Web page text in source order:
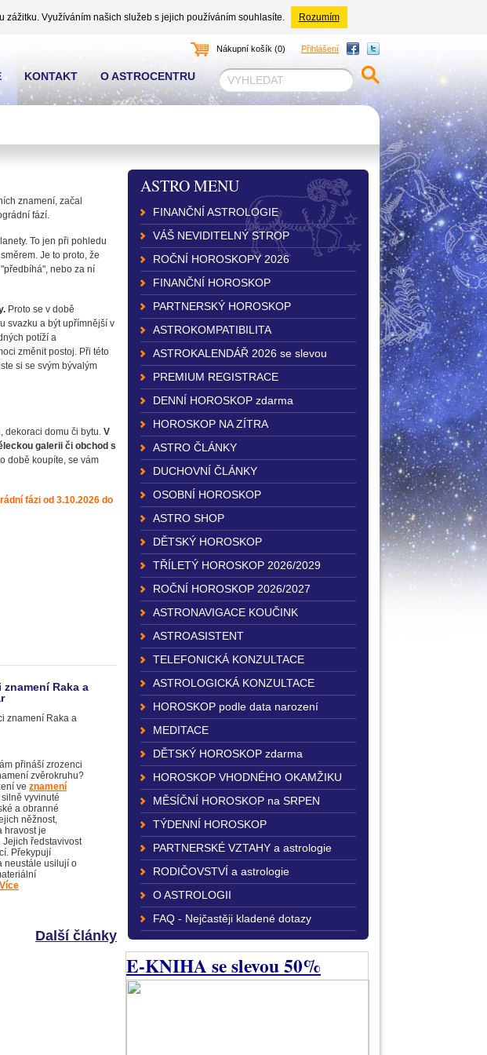
Využíváním našich služeb s jejich používáním souhlasíte. Rozumím
znamení, začal
fází.
To jen při pohledu
Je to proto, že
nebo za ní
Proto se v době
svazku a být upřímnější v
potíží a
změnit postoj. Při této
si se svým bývalým
dekoraci domu či bytu. V
galerii či obchod s
době koupíte, se vám
fázi od 3.10.2026 do
znamení Raka a
přináší zrozenci
zvěrokruhu?
ve znamení
vyvinuté
a obranné
něžnost,
hravost je
Jejich ředstavivost
Překypují
neustále usilují o
Více
Další články
ASTRO MENU
FINANČNÍ ASTROLOGIE
VÁŠ NEVIDITELNÝ STROP
ROČNÍ HOROSKOPY 2026
FINANČNÍ HOROSKOP
PARTNERSKÝ HOROSKOP
ASTROKOMPATIBILITA
ASTROKALENDÁŘ 2026 se slevou
PREMIUM REGISTRACE
DENNÍ HOROSKOP zdarma
HOROSKOP NA ZÍTRA
ASTRO ČLÁNKY
DUCHOVNÍ ČLÁNKY
OSOBNÍ HOROSKOP
ASTRO SHOP
DĚTSKÝ HOROSKOP
TŘÍLETÝ HOROSKOP 2026/2029
ROČNÍ HOROSKOP 2026/2027
ASTRONAVIGACE KOUČINK
ASTROASISTENT
TELEFONICKÁ KONZULTACE
ASTROLOGICKÁ KONZULTACE
HOROSKOP podle data narození
MEDITACE
DĚTSKÝ HOROSKOP zdarma
HOROSKOP VHODNÉHO OKAMŽIKU
MĚSÍČNÍ HOROSKOP na SRPEN
TÝDENNÍ HOROSKOP
PARTNERSKÉ VZTAHY a astrologie
RODIČOVSTVÍ a astrologie
O ASTROLOGII
FAQ - Nejčastěji kladené dotazy
E-KNIHA se slevou 50%
KONTAKT O ASTROCENTRU
Přihlášení
Nákupní košík (0)